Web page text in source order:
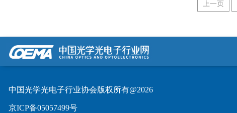
上一页
中国光学光电子行业协会版权所有@2026
京ICP备05057499号